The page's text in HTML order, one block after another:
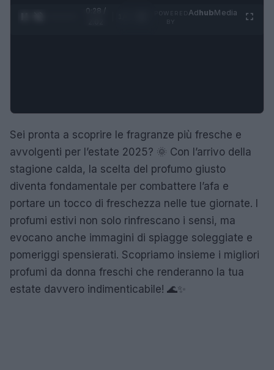
0:29 /
AdhubMedia
Sei pronta a scoprire le fragranze più fresche e
avvolgenti per l’estate 2025? 🌞 Con l’arrivo della
stagione calda, la scelta del profumo giusto
diventa fondamentale per combattere l’afa e
portare un tocco di freschezza nelle tue giornate. I
profumi estivi non solo rinfrescano i sensi, ma
evocano anche immagini di spiagge soleggiate e
pomeriggi spensierati. Scopriamo insieme i migliori
profumi da donna freschi che renderanno la tua
estate davvero indimenticabile! 🌊✨